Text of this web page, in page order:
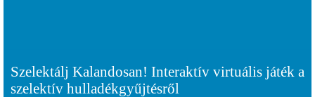
Szelektálj Kalandosan! Interaktív virtuális játék a
szelektív hulladékgyűjtésről